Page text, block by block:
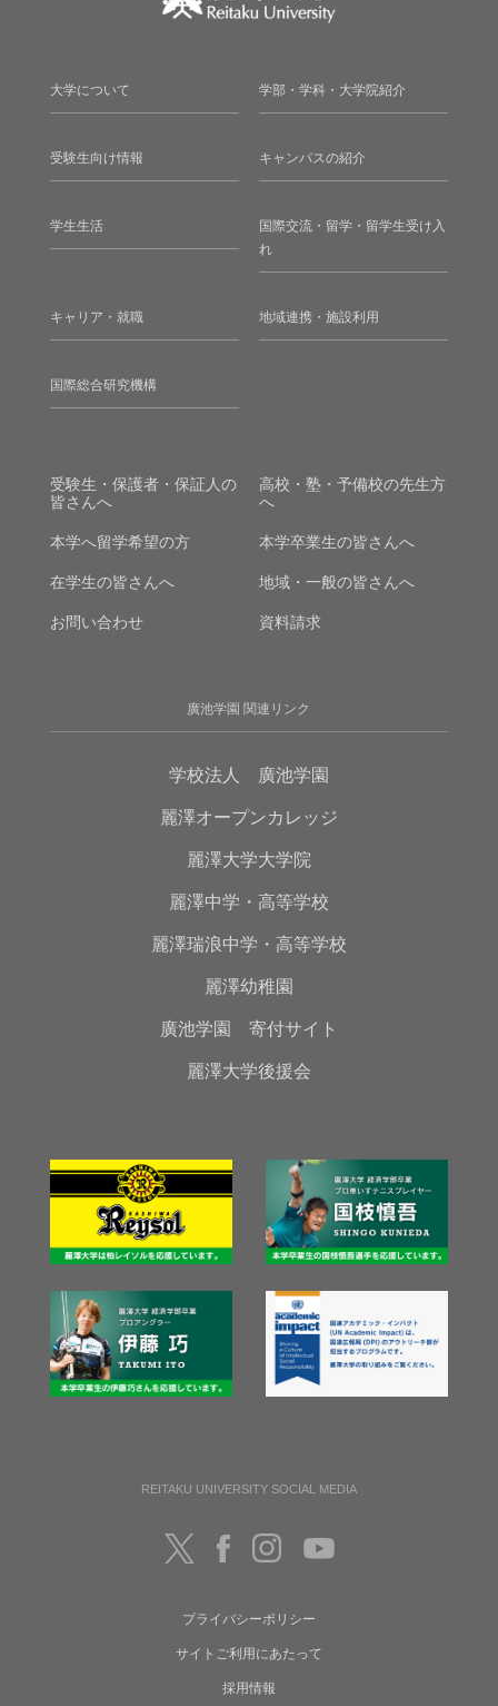
大学について 学部・学科・大学院紹介
受験生向け情報 キャンパスの紹介
学生生活
国際交流・留学・留学生受け入
れ
キャリア・就職 地域連携・施設利用
国際総合研究機構
受験生・保護者・保証人の
皆さんへ
高校・塾・予備校の先生方
へ
本学へ留学希望の方 本学卒業生の皆さんへ
在学生の皆さんへ 地域・一般の皆さんへ
お問い合わせ 資料請求
廣池学園 関連リンク
学校法人 廣池学園
麗澤オープンカレッジ
麗澤大学大学院
麗澤中学・高等学校
麗澤瑞浪中学・高等学校
麗澤幼稚園
廣池学園 寄付サイト
麗澤大学後援会
REITAKU UNIVERSITY SOCIAL MEDIA
プライバシーポリシー
サイトご利用にあたって
採用情報